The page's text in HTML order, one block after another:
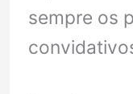
sempre os